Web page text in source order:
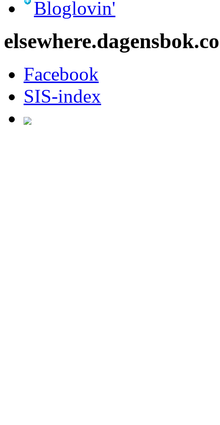
Bloglovin'
Facebook
SIS-index